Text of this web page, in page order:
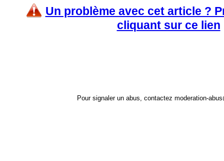
Un problème avec cet article ?
cliquant sur ce lien
Pour signaler un abus, contactez moderation-